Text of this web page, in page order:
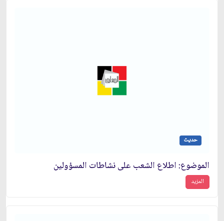
حديث
الموضوع: اطلاع الشعب على نشاطات المسؤولين‏
المزيد